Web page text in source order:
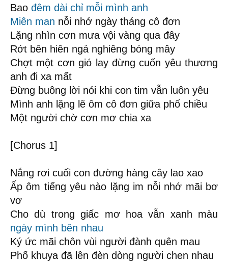
Bao đêm dài chỉ mỗi mình anh
Miên man nỗi nhớ ngày tháng cô đơn
Lặng nhìn cơn mưa vội vàng qua đây
Rớt bên hiên ngả nghiêng bóng mây
Chợt một cơn gió lay đừng cuốn yêu thương
anh đi xa mất
Đừng buông lời nói khi con tim vẫn luôn yêu
Mình anh lặng lẽ ôm cô đơn giữa phố chiều
Một người chờ cơn mơ chia xa
[Chorus 1]
Nắng rơi cuối con đường hàng cây lao xao
Ấp ôm tiếng yêu nào lặng im nỗi nhớ mãi bơ
vơ
Cho dù trong giấc mơ hoa vẫn xanh màu
ngày mình bên nhau
Ký ức mãi chôn vùi người đành quên mau
Phố khuya đã lên đèn dòng người chen nhau